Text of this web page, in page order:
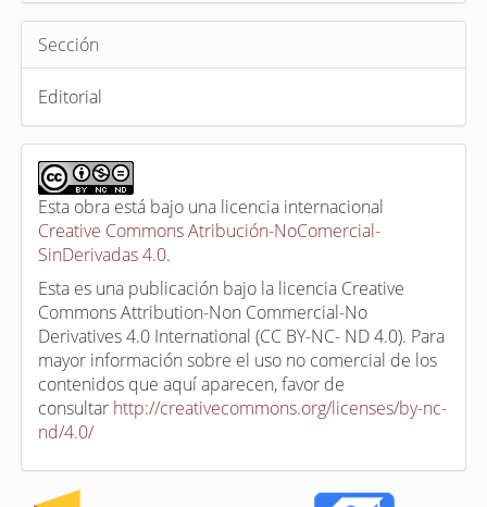
Sección
Editorial
Esta obra está bajo una licencia internacional
Creative Commons Atribución-NoComercial-
SinDerivadas 4.0.
Esta es una publicación bajo la licencia Creative
Commons Attribution-Non Commercial-No
Derivatives 4.0 International (CC BY-NC- ND 4.0). Para
mayor información sobre el uso no comercial de los
contenidos que aquí aparecen, favor de
consultar http://creativecommons.org/licenses/by-nc-
nd/4.0/